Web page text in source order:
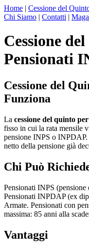
Home | Cessione del
Chi Siamo | Contatti |
Cessione
Pensionati
Cessione del
Funziona
La cessione del quinto
fisso in cui la rata mensile
pensione INPS o
netto della pensione già
Chi Può
Pensionati INPS
Pensionati INPDAP (ex
Armate. Pensionati con
massima: 85 anni alla
Vantaggi